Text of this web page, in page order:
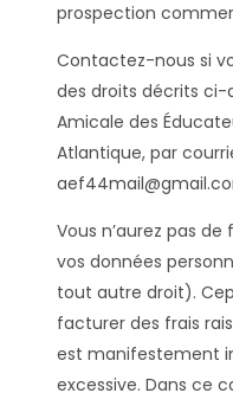
prospection
Contactez-nous si
des droits décrits ci-
Amicale des
Atlantique, par
Vous n’aurez pas
vos données
tout autre droit).
facturer des frais
est manifestement
excessive. Dans ce